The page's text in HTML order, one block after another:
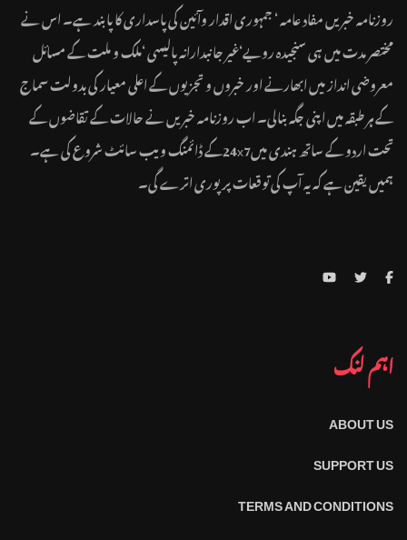
روزنامہ خبریں مفاد عامہ ‘ جمہوری اقدار وآئین کی پاسداری کا پابند ہے۔ اس نے
مختصر مدت میں ہی سنجیدہ رویے‘غیر جانبدارانہ پالیسی ‘ملک و ملت کے مسائل
معروضی انداز میں ابھارنے اور خبروں و تجزیوں کے اعلی معیار کی بدولت سماج
کے ہر طبقہ میں اپنی جگہ بنالی۔ اب روزنامہ خبریں نے حالات کے تقاضوں کے
تحت اردو کے ساتھ ہندی میں24x7کے ڈائمنگ ویب سائٹ شروع کی ہے۔
ہمیں یقین ہے کہ یہ آپ کی توقعات پر پوری اترے گی۔
اہم لنک
ABOUT US
SUPPORT US
TERMS AND CONDITIONS